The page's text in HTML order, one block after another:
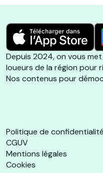
Depuis 2024, on vous
loueurs de la région pour
Nos contenus pour
Politique de confidentialité
CGUV
Mentions légales
Cookies